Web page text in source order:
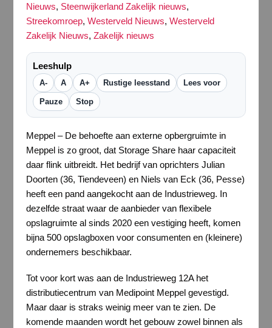
Nieuws, Steenwijkerland Zakelijk nieuws,
Streekomroep, Westerveld Nieuws, Westerveld
Zakelijk Nieuws, Zakelijk nieuws
Leeshulp
A- A A+ Rustige leesstand Lees voor
Pauze Stop
Meppel – De behoefte aan externe opbergruimte in
Meppel is zo groot, dat Storage Share haar capaciteit
daar flink uitbreidt. Het bedrijf van oprichters Julian
Doorten (36, Tiendeveen) en Niels van Eck (36, Pesse)
heeft een pand aangekocht aan de Industrieweg. In
dezelfde straat waar de aanbieder van flexibele
opslagruimte al sinds 2020 een vestiging heeft, komen
bijna 500 opslagboxen voor consumenten en (kleinere)
ondernemers beschikbaar.
Tot voor kort was aan de Industrieweg 12A het
distributiecentrum van Medipoint Meppel gevestigd.
Maar daar is straks weinig meer van te zien. De
komende maanden wordt het gebouw zowel binnen als